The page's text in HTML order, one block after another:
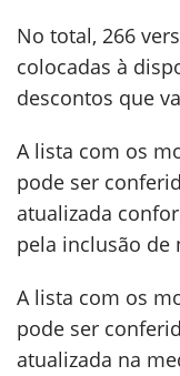
No total, 266
colocadas à
descontos que
A lista com os
pode ser
atualizada
pela inclusão de
A lista com os
pode ser
atualizada na